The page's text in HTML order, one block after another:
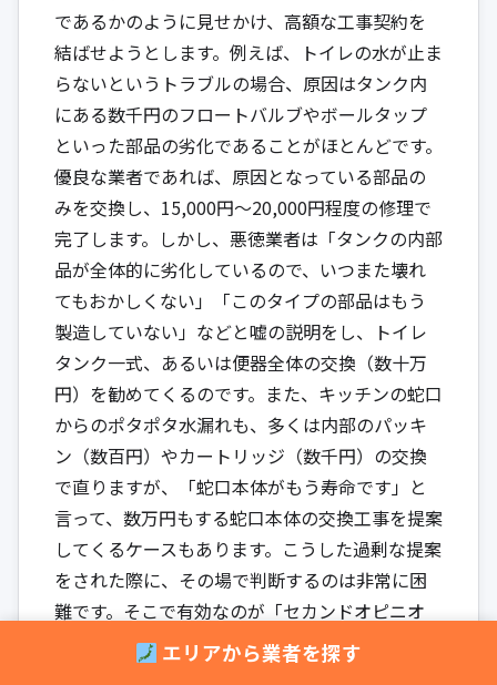
であるかのように見せかけ、高額な工事契約を
結ばせようとします。例えば、トイレの水が止ま
らないというトラブルの場合、原因はタンク内
にある数千円のフロートバルブやボールタップ
といった部品の劣化であることがほとんどです。
優良な業者であれば、原因となっている部品の
みを交換し、15,000円～20,000円程度の修理で
完了します。しかし、悪徳業者は「タンクの内部
品が全体的に劣化しているので、いつまた壊れ
てもおかしくない」「このタイプの部品はもう
製造していない」などと嘘の説明をし、トイレ
タンク一式、あるいは便器全体の交換（数十万
円）を勧めてくるのです。また、キッチンの蛇口
からのポタポタ水漏れも、多くは内部のパッキ
ン（数百円）やカートリッジ（数千円）の交換
で直りますが、「蛇口本体がもう寿命です」と
言って、数万円もする蛇口本体の交換工事を提案
してくるケースもあります。こうした過剰な提案
をされた際に、その場で判断するのは非常に困
難です。そこで有効なのが「セカンドオピニオ
ン」、つまり複数の業者から見積もりを取る
エリアから業者を探す